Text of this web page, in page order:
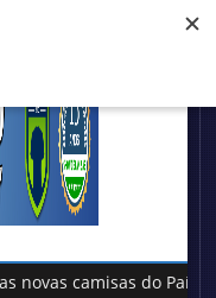
do País de Gales